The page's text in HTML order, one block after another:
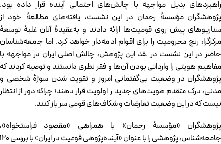
راهبردهای بدیل مواجهه با چالش‌های احتمالی آینده قرار داده بود.
پژوهشگران مؤسسهٔ رحمان در این نشست، یافته‌های مطالعهٔ خود از
سناریو‌های پیش‌ روی قومیت‌ها ارائه دادند و به‌عقیدهٔ آنان غلبهٔ توسعهٔ
مرکزگرا، رنج محرومیت را برای اقوام ادامه‌دار خواهد کرد. اما جامعه‌شناسان
حاضر در این نشست در نقد این پژوهش، چالش اصلی ایران در مواجهه با
مفاهیم هویتی را وارداتی بودن آن‌ها و فقر نظری دانستند و توصیه کردند که
پژوهشگران در وضعیت بی‌گفتمانی امروز و تقویت شدن سوژهٔ شخصی و
مدنی، درک متقدم هویت‌های جدید را اولویت قرار دهند؛ چراکه دور از انتظار
نیست که در این وضعیت تعارضات و شکاف‌های قومی سر باز کنند.
پژوهشگران «مؤسسهٔ رحمان» با همراهی «مقصود فراستخواه»،
جامعه‌شناس، پژوهشی را با عنوان «آینده‌پژوهی قومیت‌ در ایران» با بررسی ۱۲۰